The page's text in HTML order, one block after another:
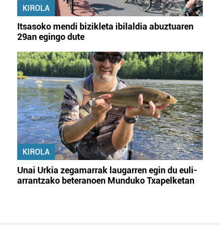
KIROLA
Itsasoko mendi bizikleta ibilaldia abuztuaren
29an egingo dute
KIROLA
Unai Urkia zegamarrak laugarren egin du euli-
arrantzako beteranoen Munduko Txapelketan